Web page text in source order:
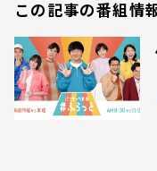
この記事の番組情